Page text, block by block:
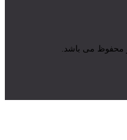
محفوظ می باشد.